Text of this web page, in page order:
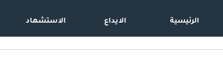
الرئيسية الايداع الاستشهاد